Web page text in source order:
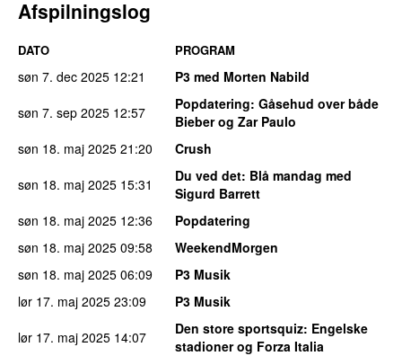
Afspilningslog
DATO PROGRAM
søn 7. dec 2025 12:21
P3 med Morten Nabild
søn 7. sep 2025 12:57 Popdatering: Gåsehud over både
Bieber og Zar Paulo
søn 18. maj 2025 21:20
Crush
søn 18. maj 2025 15:31 Du ved det: Blå mandag med
Sigurd Barrett
søn 18. maj 2025 12:36
Popdatering
søn 18. maj 2025 09:58
WeekendMorgen
søn 18. maj 2025 06:09
P3 Musik
lør 17. maj 2025 23:09
P3 Musik
lør 17. maj 2025 14:07 Den store sportsquiz: Engelske
stadioner og Forza Italia